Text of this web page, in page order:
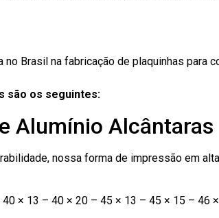
Brasil na fabricação de plaquinhas para
são os seguintes:
Alumínio Alcântaras
nossa forma de impressão em
× 13 – 40 × 20 – 45 × 13 – 45 × 15 – 46